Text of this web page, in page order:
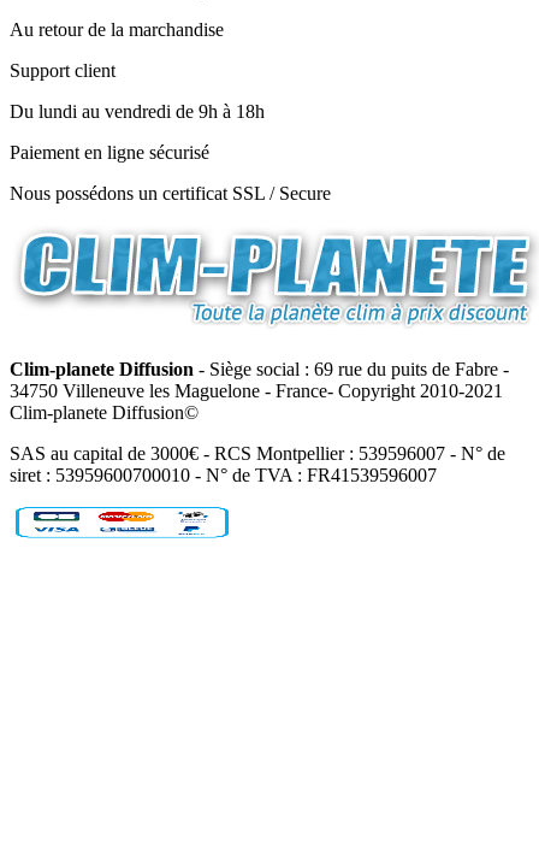
Au retour de la marchandise
Support client
Du lundi au vendredi de 9h à 18h
Paiement en ligne sécurisé
Nous possédons un certificat SSL / Secure
Clim-planete Diffusion - Siège social : 69 rue du puits de Fabre -
34750 Villeneuve les Maguelone - France- Copyright 2010-2021
Clim-planete Diffusion©
SAS au capital de 3000€ - RCS Montpellier : 539596007 - N° de
siret : 53959600700010 - N° de TVA : FR41539596007